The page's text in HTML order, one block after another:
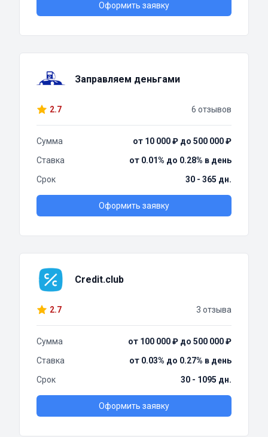
Оформить заявку
Заправляем деньгами
2.7 6 отзывов
Сумма
от 10 000 ₽ до 500 000 ₽
Ставка
от 0.01% до 0.28% в день
Срок
30 - 365 дн.
Оформить заявку
Credit.club
2.7 3 отзыва
Сумма
от 100 000 ₽ до 500 000 ₽
Ставка
от 0.03% до 0.27% в день
Срок
30 - 1095 дн.
Оформить заявку